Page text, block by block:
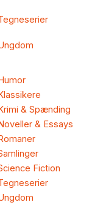
Humor
Klassikere
Krimi & Spænding
Noveller & Essays
Romaner
Fiction